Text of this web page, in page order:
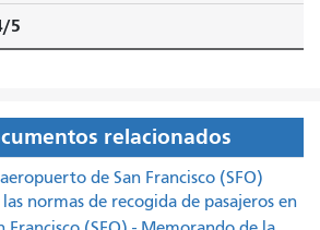
5
relacionados
de San Francisco (SFO)
normas de recogida de pasajeros en